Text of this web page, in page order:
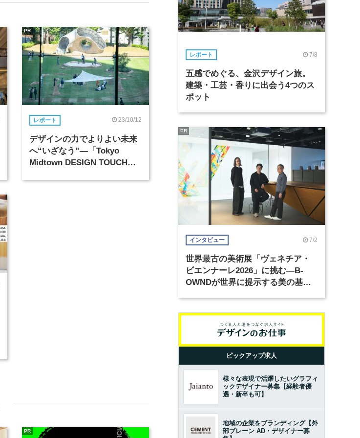
レポート 23/10/12
デザインの力でよりよい未来
へ“いざなう”―「Tokyo
Midtown DESIGN TOUCH
PR
PR
レポート 7/8
五感でめぐる、金沢デザイン旅。
建築・工芸・香りに出会う4つのス
ポット
インタビュー 7/2
世界最古の美術展「ヴェネチア・
ビエンナーレ2026」に挑む―B-
OWNDが世界に提示する美の基準
PR
ピックアップ求人
様々な表現で活躍したいグラフィ
ックデザイナー募集【経験者優
遇・新卒も可】
地域の企業をブランディング【外
部ブレーン AD・デザイナー募